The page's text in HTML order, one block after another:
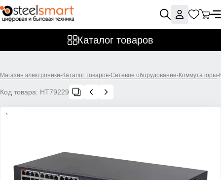
Каталог товаров
Магазин электроники-Каталог товаров-Сетевое оборудование-Коммутаторы-
Код товара: НТ79229